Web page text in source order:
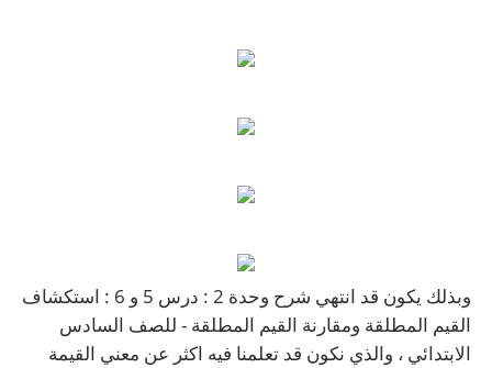
وبذلك يكون قد انتهي شرح وحدة 2 : درس 5 و 6 : استكشاف
القيم المطلقة ومقارنة القيم المطلقة - للصف السادس
الابتدائي ، والذي نكون قد تعلمنا فيه اكثر عن معني القيمة